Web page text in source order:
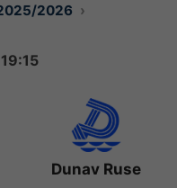
2026
Dunav Ruse